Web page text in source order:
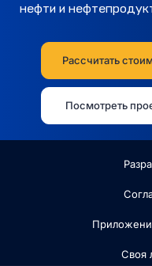
нефти и
Рассчитать
Посмотреть
Своя